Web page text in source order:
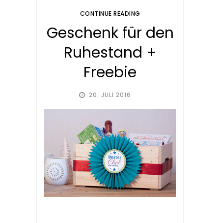
20. JULI 2016
Geschenk für den
Ruhestand +
Freebie
CONTINUE READING